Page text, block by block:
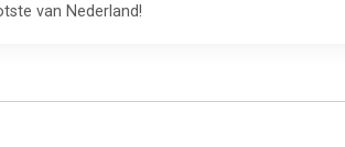
van Nederland!